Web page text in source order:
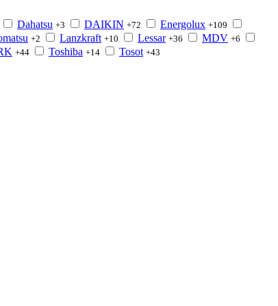
Dahatsu +3 DAIKIN +72 Energolux +109
+2 Lanzkraft +10 Lessar +36 MDV +6
+44 Toshiba +14 Tosot +43